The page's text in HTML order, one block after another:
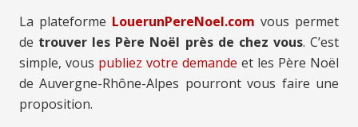
La plateforme LouerunPereNoel.com vous permet
de trouver les Père Noël près de chez vous. C’est
simple, vous publiez votre demande et les Père Noël
de Auvergne-Rhône-Alpes pourront vous faire une
proposition.